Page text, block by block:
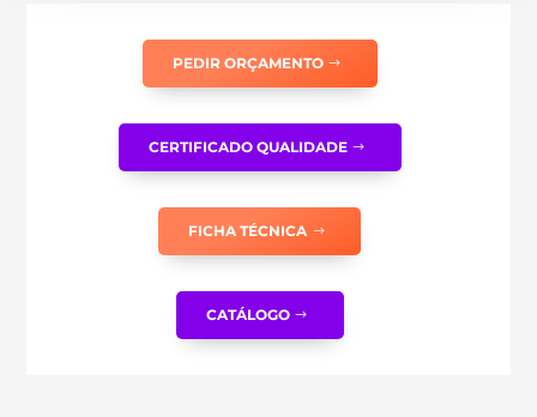
PEDIR ORÇAMENTO
CERTIFICADO QUALIDADE
FICHA TÉCNICA
CATÁLOGO